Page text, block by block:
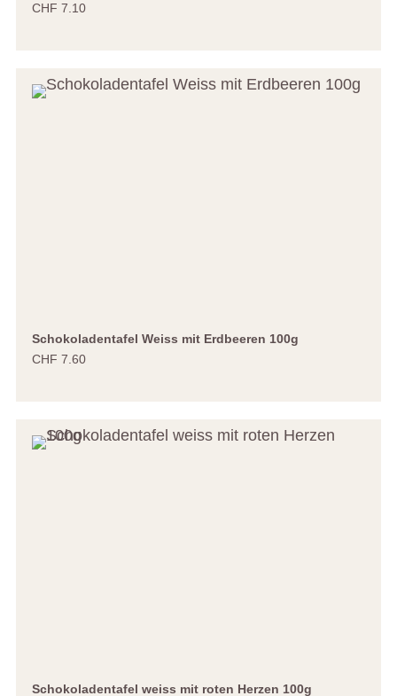
CHF 7.10
Schokoladentafel Weiss mit Erdbeeren 100g
CHF 7.60
Schokoladentafel weiss mit roten Herzen 100g